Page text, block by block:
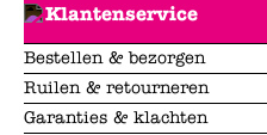
Klantenservice
Bestellen & bezorgen
Ruilen & retourneren
Garanties & klachten